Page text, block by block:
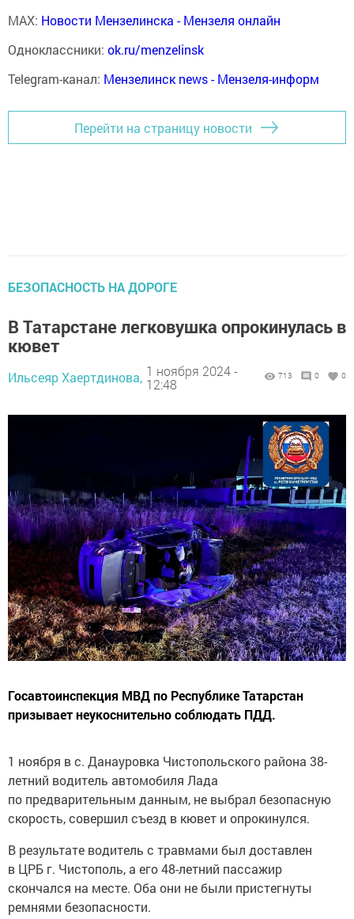
MAX: Новости Мензелинска - Мензеля онлайн
Одноклассники: ok.ru/menzelinsk
Telegram-канал: Мензелинск news - Мензеля-информ
Перейти на страницу новости
БЕЗОПАСНОСТЬ НА ДОРОГЕ
В Татарстане легковушка опрокинулась в
кювет
Ильсеяр Хаертдинова, 1 ноября 2024 -
12:48
713 0 0
Госавтоинспекция МВД по Республике Татарстан
призывает неукоснительно соблюдать ПДД.
1 ноября в с. Данауровка Чистопольского района 38-
летний водитель автомобиля Лада
по предварительным данным, не выбрал безопасную
скорость, совершил съезд в кювет и опрокинулся.
В результате водитель с травмами был доставлен
в ЦРБ г. Чистополь, а его 48-летний пассажир
скончался на месте. Оба они не были пристегнуты
ремнями безопасности.